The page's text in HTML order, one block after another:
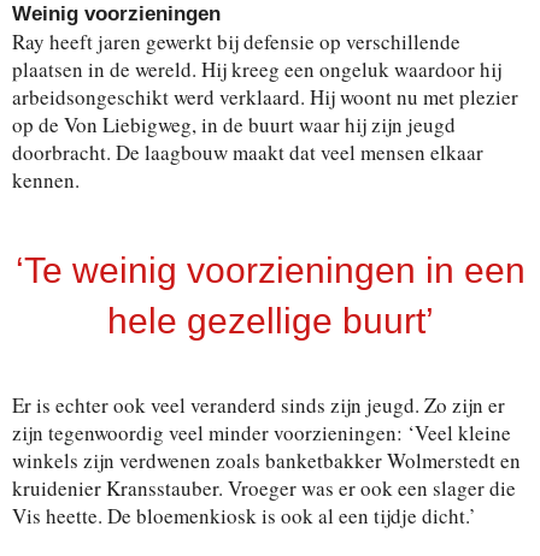
Weinig voorzieningen
Ray heeft jaren gewerkt bij defensie op verschillende
plaatsen in de wereld. Hij kreeg een ongeluk waardoor hij
arbeidsongeschikt werd verklaard. Hij woont nu met plezier
op de Von Liebigweg, in de buurt waar hij zijn jeugd
doorbracht. De laagbouw maakt dat veel mensen elkaar
kennen.
‘Te weinig voorzieningen in een
hele gezellige buurt’
Er is echter ook veel veranderd sinds zijn jeugd. Zo zijn er
zijn tegenwoordig veel minder voorzieningen: ‘Veel kleine
winkels zijn verdwenen zoals banketbakker Wolmerstedt en
kruidenier Kransstauber. Vroeger was er ook een slager die
Vis heette. De bloemenkiosk is ook al een tijdje dicht.’